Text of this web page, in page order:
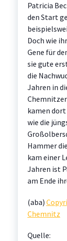
Patricia
den Start
Doch wie
Gene für
sie gute
die
Jahren in
kamen
wie die
Hammer
kam einer
Jahren ist
am Ende
(aba)
Chemnitz
Quelle: